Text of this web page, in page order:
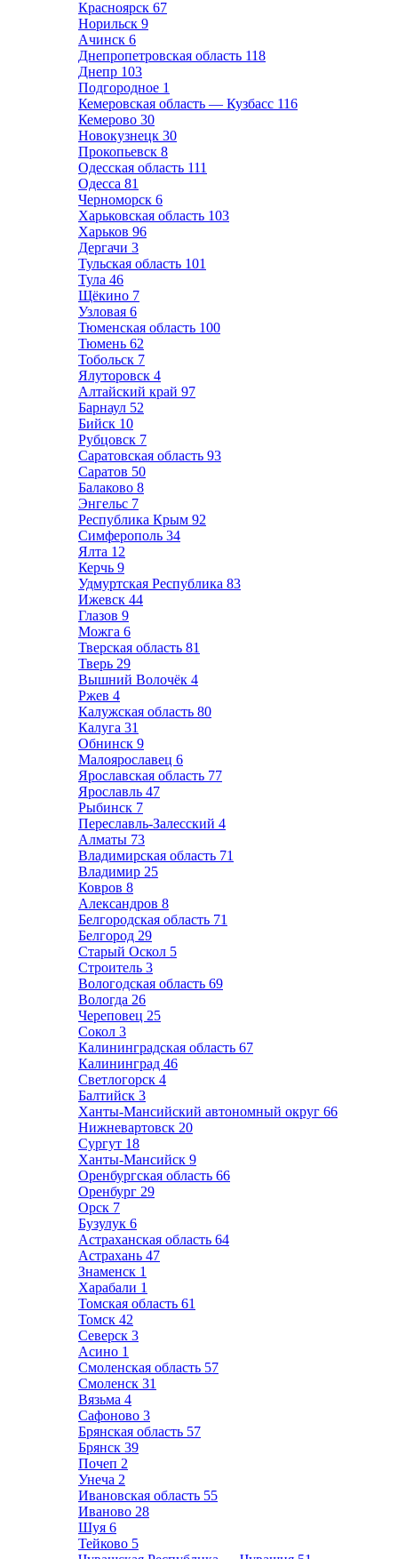
Красноярск 67
Норильск 9
Ачинск 6
Днепропетровская область 118
Днепр 103
Подгородное 1
Кемеровская область — Кузбасс 116
Кемерово 30
Новокузнецк 30
Прокопьевск 8
Одесская область 111
Одесса 81
Черноморск 6
Харьковская область 103
Харьков 96
Дергачи 3
Тульская область 101
Тула 46
Щёкино 7
Узловая 6
Тюменская область 100
Тюмень 62
Тобольск 7
Ялуторовск 4
Алтайский край 97
Барнаул 52
Бийск 10
Рубцовск 7
Саратовская область 93
Саратов 50
Балаково 8
Энгельс 7
Республика Крым 92
Симферополь 34
Ялта 12
Керчь 9
Удмуртская Республика 83
Ижевск 44
Глазов 9
Можга 6
Тверская область 81
Тверь 29
Вышний Волочёк 4
Ржев 4
Калужская область 80
Калуга 31
Обнинск 9
Малоярославец 6
Ярославская область 77
Ярославль 47
Рыбинск 7
Переславль-Залесский 4
Алматы 73
Владимирская область 71
Владимир 25
Ковров 8
Александров 8
Белгородская область 71
Белгород 29
Старый Оскол 5
Строитель 3
Вологодская область 69
Вологда 26
Череповец 25
Сокол 3
Калининградская область 67
Калининград 46
Светлогорск 4
Балтийск 3
Ханты-Мансийский автономный округ 66
Нижневартовск 20
Сургут 18
Ханты-Мансийск 9
Оренбургская область 66
Оренбург 29
Орск 7
Бузулук 6
Астраханская область 64
Астрахань 47
Знаменск 1
Харабали 1
Томская область 61
Томск 42
Северск 3
Асино 1
Смоленская область 57
Смоленск 31
Вязьма 4
Сафоново 3
Брянская область 57
Брянск 39
Почеп 2
Унеча 2
Ивановская область 55
Иваново 28
Шуя 6
Тейково 5